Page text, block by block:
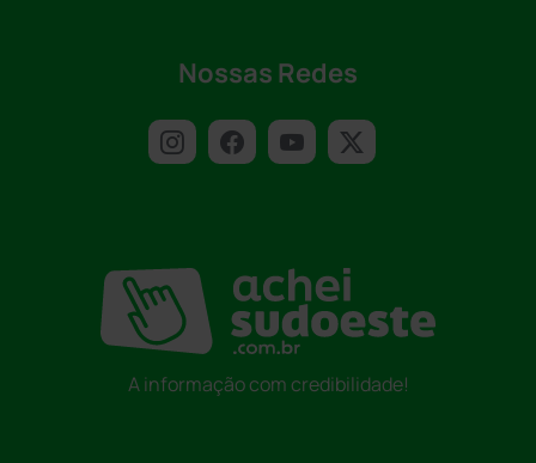
Nossas Redes
A informação com credibilidade!